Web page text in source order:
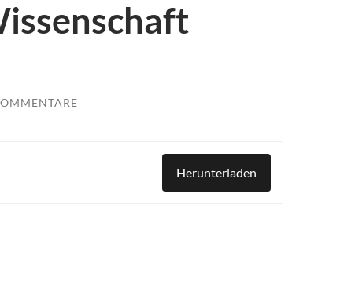
Herunterladen